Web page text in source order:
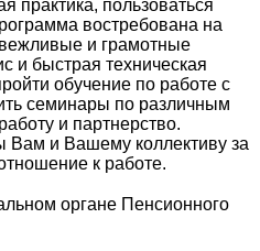
практика, пользоваться
востребована на
и грамотные
и быстрая техническая
обучение по работе с
семинары по различным
и партнерство.
Вам и Вашему коллективу за
к работе.
органе Пенсионного